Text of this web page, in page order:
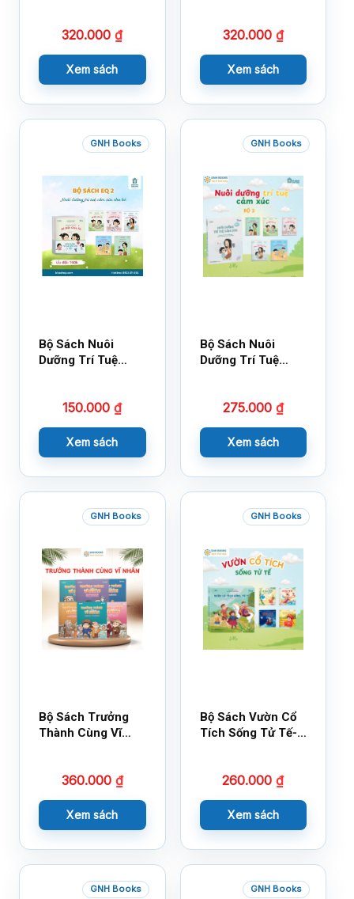
320.000₫
Xem sách
320.000 ₫
Xem sách
GNH Books
Bộ Sách Nuôi
Dưỡng Trí Tuệ
150.000₫
Xem sách
GNH Books
Bộ Sách Nuôi
Dưỡng Trí Tuệ
275.000 ₫
Xem sách
GNH Books
Bộ Sách Trưởng
Thành Cùng Vĩ
360.000 ₫
Xem sách
GNH Books
Bộ Sách Vườn Cổ
Tích Sống Tử Tế-
260.000₫
Xem sách
GNH Books GNH Books